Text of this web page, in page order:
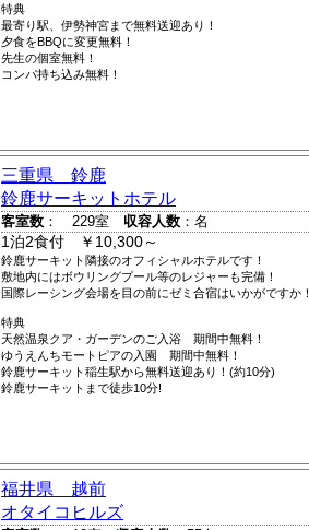
特典
最寄り駅、伊勢神宮まで無料送迎あり！
夕食をBBQに変更無料！
先生の個室無料！
コンパ持ち込み無料！
三重県 鈴鹿
鈴鹿サーキットホテル
客室数 ： 229室 収容人数 ：名
1泊2食付 ￥10,300～
鈴鹿サーキット隣接のオフィシャルホテルです！
敷地内にはボウリングプール等のレジャーも完備！
国際レーシング会場を目の前にゼミ合宿はいかがですか！
特典
天然温泉クア・ガーデンのご入浴 期間中無料！
ゆうえんちモートピアの入園 期間中無料！
鈴鹿サーキット稲生駅から無料送迎あり！(約10分)
鈴鹿サーキットまで徒歩10分!
福井県 越前
オタイコヒルズ